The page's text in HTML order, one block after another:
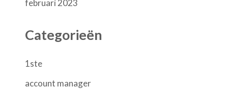
februari 2023
Categorieën
1ste
account manager